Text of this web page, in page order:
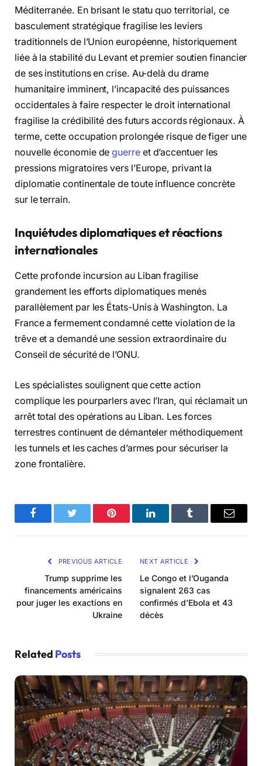
Méditerranée. En brisant le statu quo territorial, ce
basculement stratégique fragilise les leviers
traditionnels de l’Union européenne, historiquement
liée à la stabilité du Levant et premier soutien financier
de ses institutions en crise. Au-delà du drame
humanitaire imminent, l’incapacité des puissances
occidentales à faire respecter le droit international
fragilise la crédibilité des futurs accords régionaux. À
terme, cette occupation prolongée risque de figer une
nouvelle économie deguerreet d’accentuer les
pressions migratoires vers l’Europe, privant la
diplomatie continentale de toute influence concrète
sur le terrain.
Inquiétudes diplomatiques et réactions
internationales
Cette profonde incursion au Liban fragilise
grandement les efforts diplomatiques menés
parallèlement par les États-Unis à Washington. La
France a fermement condamné cette violation de la
trêve et a demandé une session extraordinaire du
Conseil de sécurité de l’ONU.
Les spécialistes soulignent que cette action
complique les pourparlers avec l’Iran, qui réclamait un
arrêt total des opérations au Liban. Les forces
terrestres continuent de démanteler méthodiquement
les tunnels et les caches d’armes pour sécuriser la
zone frontalière.
FacebookTwitter Pinterest LinkedInTumblr Email
PREVIOUS ARTICLE
Trump supprime les
financements américains
pour juger les exactions en
Ukraine
NEXT ARTICLE
Le Congo et l’Ouganda
signalent 263 cas
confirmés d’Ebola et 43
décès
Related Posts